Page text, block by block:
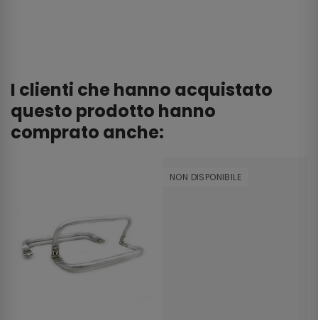
I clienti che hanno acquistato
questo prodotto hanno
comprato anche:
NON DISPONIBILE